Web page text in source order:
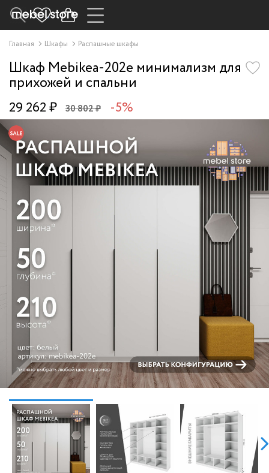
Главная Шкафы Распашные шкафы
Шкаф Mebikea-202e минимализм для
прихожей и спальни
29 262 ₽ 30 802 ₽ -5%